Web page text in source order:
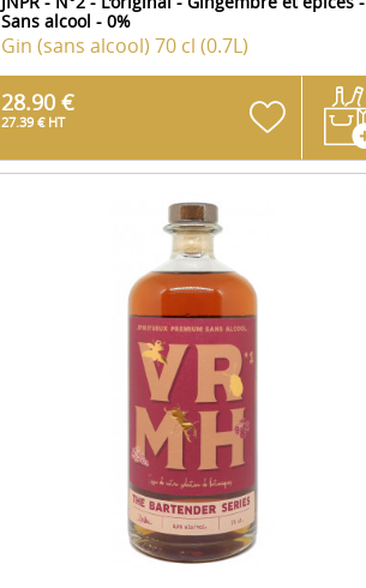
Sans alcool - 0%
Gin (sans alcool) 70 cl (0.7L)
28.90 €
27.39 € HT